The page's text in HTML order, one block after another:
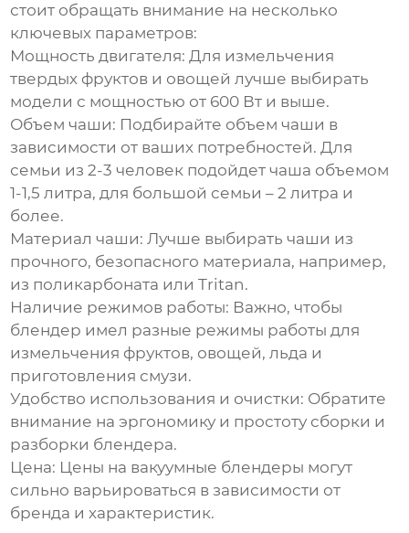
стоит обращать внимание на несколько
ключевых параметров:
Мощность двигателя: Для измельчения
твердых фруктов и овощей лучше выбирать
модели с мощностью от 600 Вт и выше.
Объем чаши: Подбирайте объем чаши в
зависимости от ваших потребностей. Для
семьи из 2-3 человек подойдет чаша объемом
1-1,5 литра, для большой семьи – 2 литра и
более.
Материал чаши: Лучше выбирать чаши из
прочного, безопасного материала, например,
из поликарбоната или Tritan.
Наличие режимов работы: Важно, чтобы
блендер имел разные режимы работы для
измельчения фруктов, овощей, льда и
приготовления смузи.
Удобство использования и очистки: Обратите
внимание на эргономику и простоту сборки и
разборки блендера.
Цена: Цены на вакуумные блендеры могут
сильно варьироваться в зависимости от
бренда и характеристик.